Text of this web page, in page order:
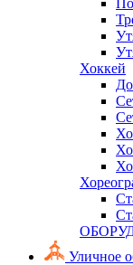
Хоккей
Уличное